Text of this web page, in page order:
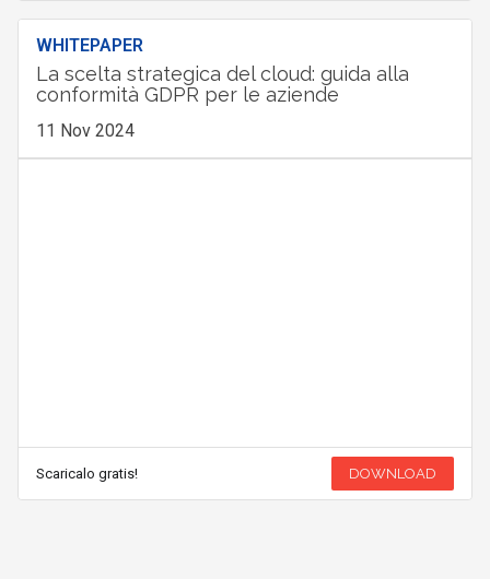
WHITEPAPER
La scelta strategica del cloud: guida alla
conformità GDPR per le aziende
11 Nov 2024
Scaricalo gratis! DOWNLOAD